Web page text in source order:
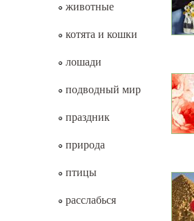
животные
котята и кошки
лошади
подводный мир
праздник
природа
птицы
расслабься